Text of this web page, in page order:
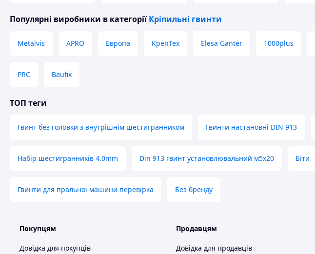
Популярні виробники в категорії Кріпильні гвинти
Metalvis APRO Европа КрепТех Elesa Ganter 1000plus
PRC Baufix
ТОП теги
Гвинт без головки з внутрішнім шестигранником Гвинти настановні DIN 913
Набір шестигранників 4.0mm Din 913 гвинт установлювальний м5х20 Біти
Гвинти для пральної машини перевірка Без бренду
Покупцям
Довідка для покупців
Продавцям
Довідка для продавців